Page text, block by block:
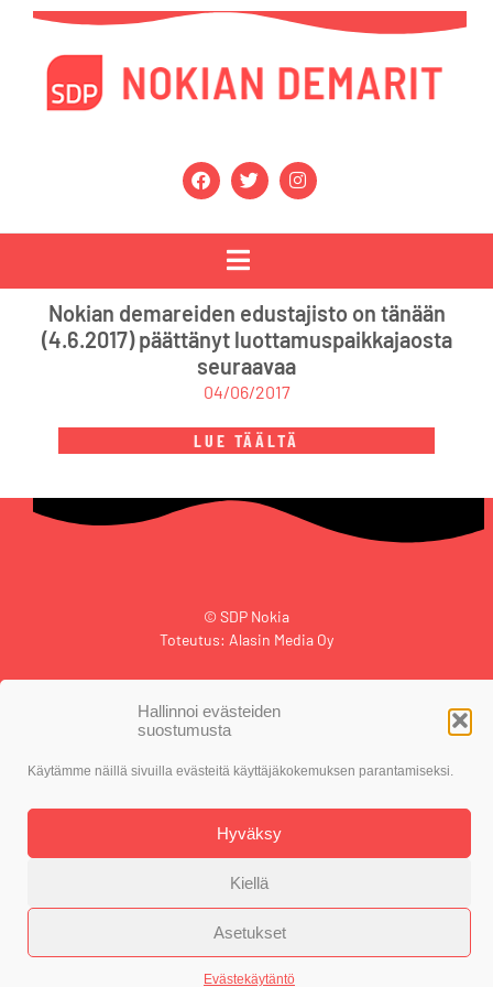
Hallinnoi evästeiden
suostumusta
Käytämme näillä sivuilla evästeitä käyttäjäkokemuksen parantamiseksi.
Hyväksy
Kiellä
Asetukset
Evästekäytäntö
Nokian demareiden edustajisto on tänään
(4.6.2017) päättänyt luottamuspaikkajaosta
seuraavaa
04/06/2017
LUE TÄÄLTÄ
© SDP Nokia
Toteutus: Alasin Media Oy
Tietosuojaseloste